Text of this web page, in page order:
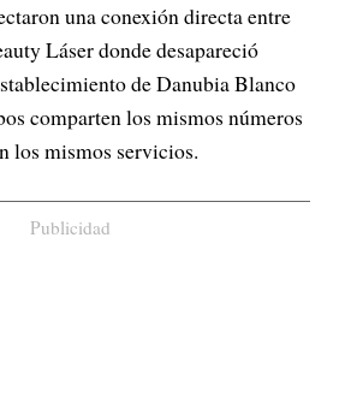
una conexión directa entre
Láser donde desapareció
de Danubia Blanco
comparten los mismos números
los mismos servicios.
Publicidad